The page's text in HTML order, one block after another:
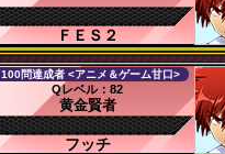
ＦＥＳ２
100問達成者 <アニメ＆ゲーム甘口>
Qレベル：82
黄金賢者
フッチ